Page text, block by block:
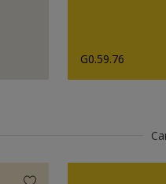
G0.59.76